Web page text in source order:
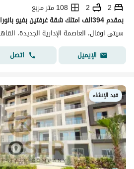
2
2
108 متر مربع
سيتى اوفال، العاصمة الإدارية الجديدة،
الإيميل
اتصل
قيد الإنشاء